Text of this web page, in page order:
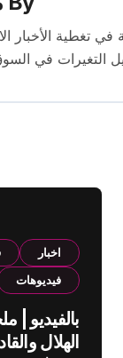
التغيرات في
اخبار
فيديوهات
بالفيديو |